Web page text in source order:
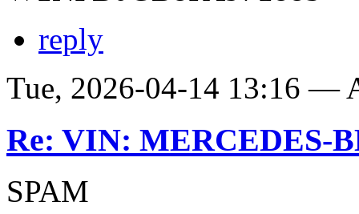
reply
Tue, 2026-04-14 13:16 —
Re: VIN: MERCEDES-
SPAM